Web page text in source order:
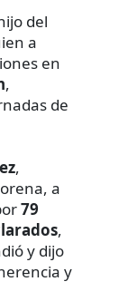
del
a
en
,
de
,
a
79
,
y dijo
y